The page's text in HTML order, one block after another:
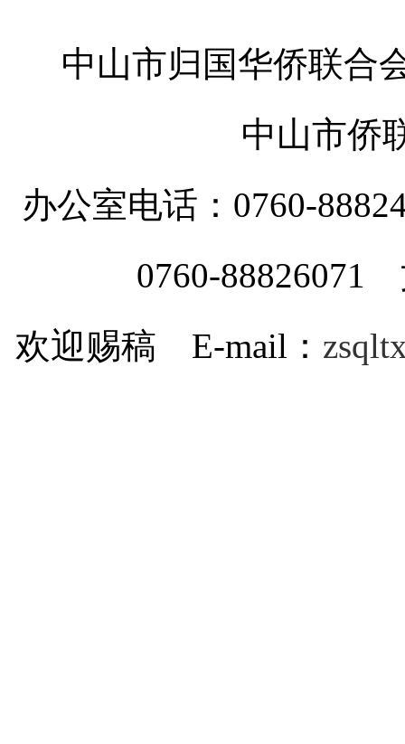
中山市归国华侨联合
中山市侨
办公室电话：0760-
0760-88826071
欢迎赐稿 E-mail：